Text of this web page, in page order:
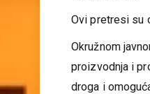
Ovi pretresi su
Okružnom
proizvodnja i
droga i